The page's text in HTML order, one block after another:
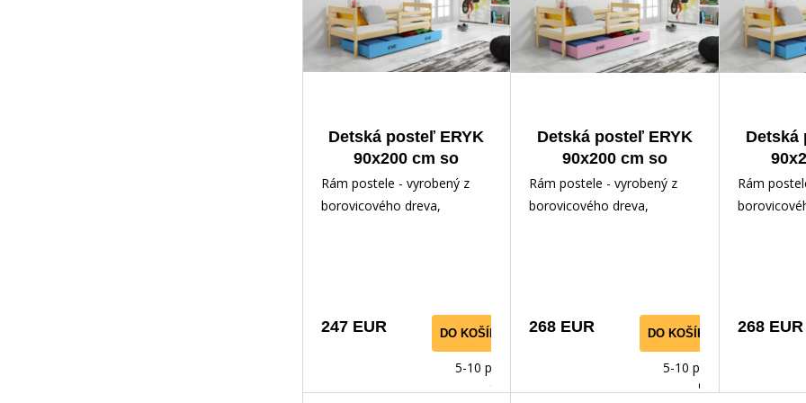
Detská posteľ ERYK
90x200 cm so
zásuvkou, bez
matraca,
Rám postele - vyrobený z
borovicového dreva,
247 EUR DO KOŠÍKA
5-10 prac.
dnů
Detská posteľ ERYK
90x200 cm so
zásuvkou, s
matracom,
Rám postele - vyrobený z
borovicového dreva,
268 EUR DO KOŠÍKA
5-10 prac.
dnů
Detská
Rám
268 EUR